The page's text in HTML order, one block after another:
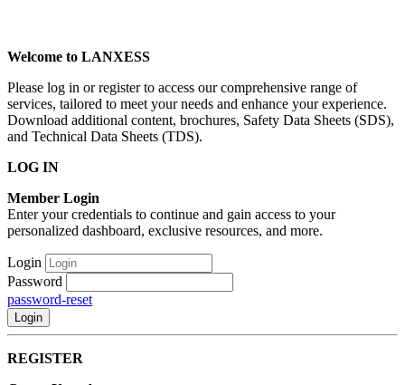
Welcome to LANXESS
Please log in or register to access our comprehensive range of
services, tailored to meet your needs and enhance your experience.
Download additional content, brochures, Safety Data Sheets (SDS),
and Technical Data Sheets (TDS).
LOG IN
Member Login
Enter your credentials to continue and gain access to your
personalized dashboard, exclusive resources, and more.
Login
Password
password-reset
Login
REGISTER